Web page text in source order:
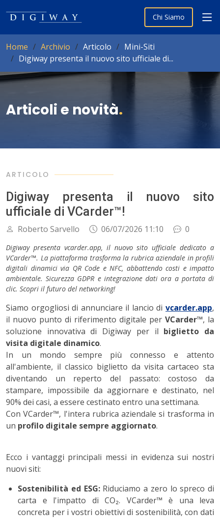
Chi Siamo
Home Archivio Articolo
Mini-Siti
Digiway presenta il nuovo sito ufficiale di...
Articoli e novità.
ARTICOLO
Digiway presenta il nuovo sito
ufficiale di VCarder™!
Roberto Sarvello 06/07/2026 11:10 0
Digiway presenta vcarder.app, il nuovo sito ufficiale dedicato a
VCarder™. La piattaforma trasforma la rubrica aziendale in profili
digitali dinamici via QR Code e NFC, abbattendo costi e impatto
ambientale. Sicurezza GDPR e integrazione dati ora a portata di
clic. Scopri il futuro del networking!
Siamo orgogliosi di annunciare il lancio di vcarder.app,
il nuovo punto di riferimento digitale per VCarder™, la
soluzione innovativa di Digiway per il biglietto da
visita digitale dinamico.
In un mondo sempre più connesso e attento
all'ambiente, il classico biglietto da visita cartaceo sta
diventando un reperto del passato: costoso da
stampare, impossibile da aggiornare e destinato, nel
90% dei casi, a essere cestinato entro una settimana.
Con VCarder™, l'intera rubrica aziendale si trasforma in
un profilo digitale sempre aggiornato.
Ecco i vantaggi principali messi in evidenza sui nostri
nuovi siti:
Sostenibilità ed ESG:Riduciamo a zero lo spreco di
carta e l'impatto di CO₂. VCarder™ è una leva
concreta per i vostri obiettivi di sostenibilità, con dati